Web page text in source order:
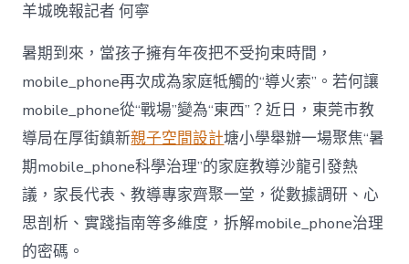
治
理
難
題？
讓
mobilJIUYI
俱
意
空
間
設
羊城晚報記者 何寧
暑期到來，當孩子擁有年夜把不受拘束時間，
mobile_phone再次成為家庭牴觸的“導火索”。若何讓
mobile_phone從“戰場”變為“東西”？近日，東莞市教
導局在厚街鎮新親子空間設計塘小學舉辦一場聚焦“暑
期mobile_phone科學治理”的家庭教導沙龍引發熱
議，家長代表、教導專家齊聚一堂，從數據調研、心
思剖析、實踐指南等多維度，拆解mobile_phone治理
的密碼。